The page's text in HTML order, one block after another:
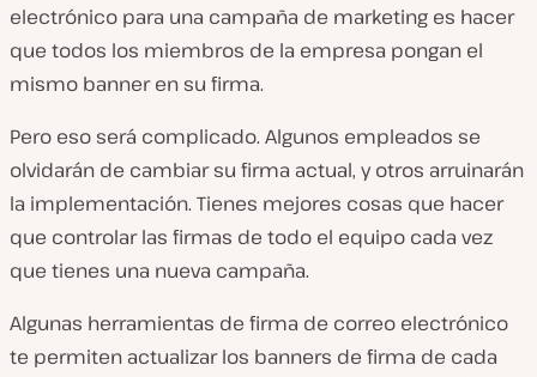
electrónico para una campaña de marketing es hacer
que todos los miembros de la empresa pongan el
mismo banner en su firma.
Pero eso será complicado. Algunos empleados se
olvidarán de cambiar su firma actual, y otros arruinarán
la implementación. Tienes mejores cosas que hacer
que controlar las firmas de todo el equipo cada vez
que tienes una nueva campaña.
Algunas herramientas de firma de correo electrónico
te permiten actualizar los banners de firma de cada